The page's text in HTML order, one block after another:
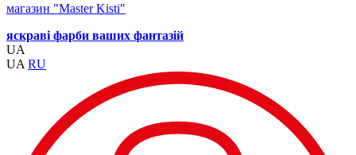
магазин "Master Kisti"
яскраві фарби ваших фантазій
UA
UA RU